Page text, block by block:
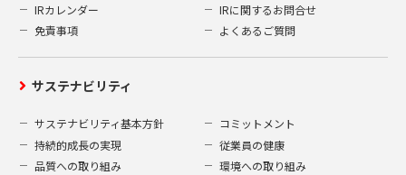
IRカレンダー
IRに関するお問合せ
免責事項
よくあるご質問
サステナビリティ
サステナビリティ基本方針
コミットメント
持続的成長の実現
従業員の健康
品質への取り組み
環境への取り組み